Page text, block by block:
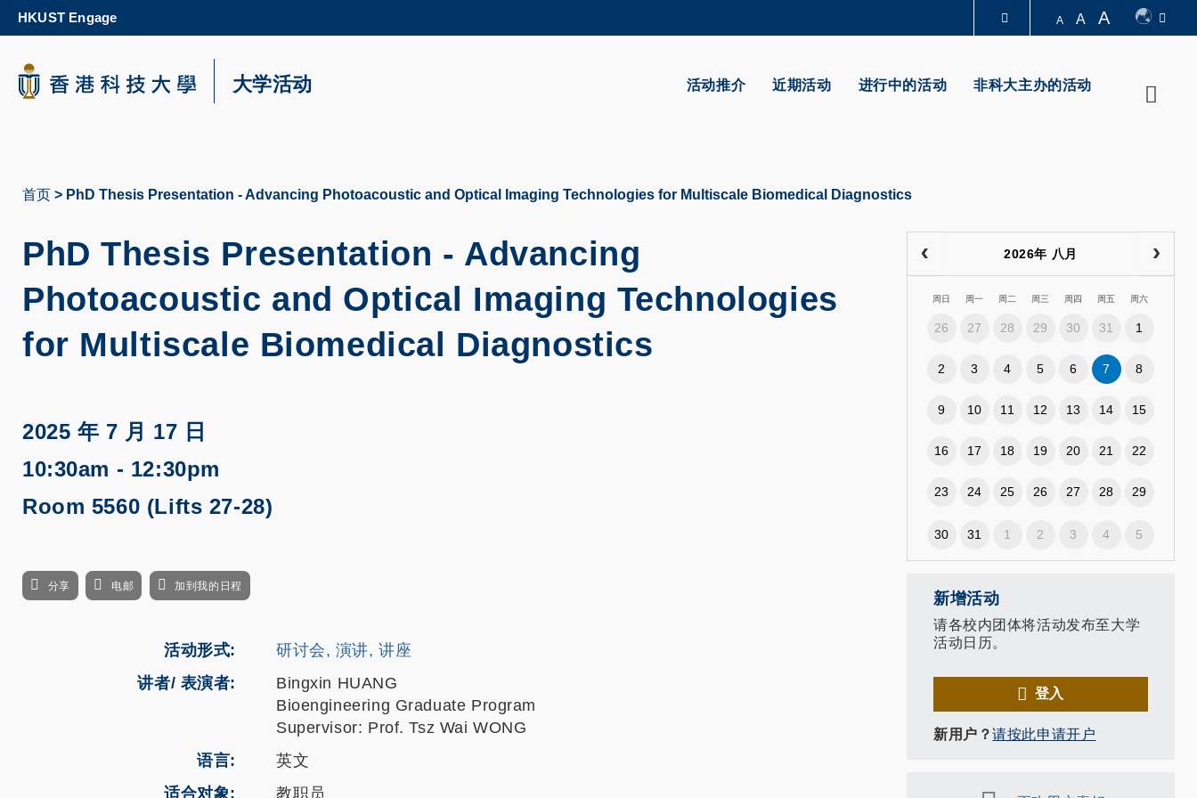
content
更多科大概览
科大新闻 生活@科大 图书馆
HKUST Engage A A A
活动推介 近期活动 进行中的活动 非科大主办的活动
大学活动
包
首页 PhD Thesis Presentation - Advancing Photoacoustic and Optical Imaging Technologies for Multiscale Biomedical Diagnostics
PhD Thesis Presentation - Advancing
Photoacoustic and Optical Imaging Technologies
for Multiscale Biomedical Diagnostics
2025 年 7 月 17 日
10:30am - 12:30pm
Room 5560 (Lifts 27-28)
分享 电邮 加到我的日程
活动形式
研讨会, 演讲, 讲座
讲者/ 表演者:
Bingxin HUANG
Bioengineering Graduate Program
Supervisor: Prof. Tsz Wai WONG
语言
英文
适合对象
教职员
2026年 八月
周日 周一 周二 周三 周四 周五 周六
26 27 28 29 30 31 1
2 3 4 5 6 7 8
9 10 11 12 13 14 15
16 17 18 19 20 21 22
23 24 25 26 27 28 29
30 31 1 2 3 4 5
新增活动
请各校内团体将活动发布至大学
活动日历。
登入
新用户？请按此申请开户